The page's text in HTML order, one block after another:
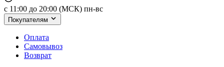
с 11:00 до 20:00 (МСК) пн-вс
Покупателям
Оплата
Самовывоз
Возврат